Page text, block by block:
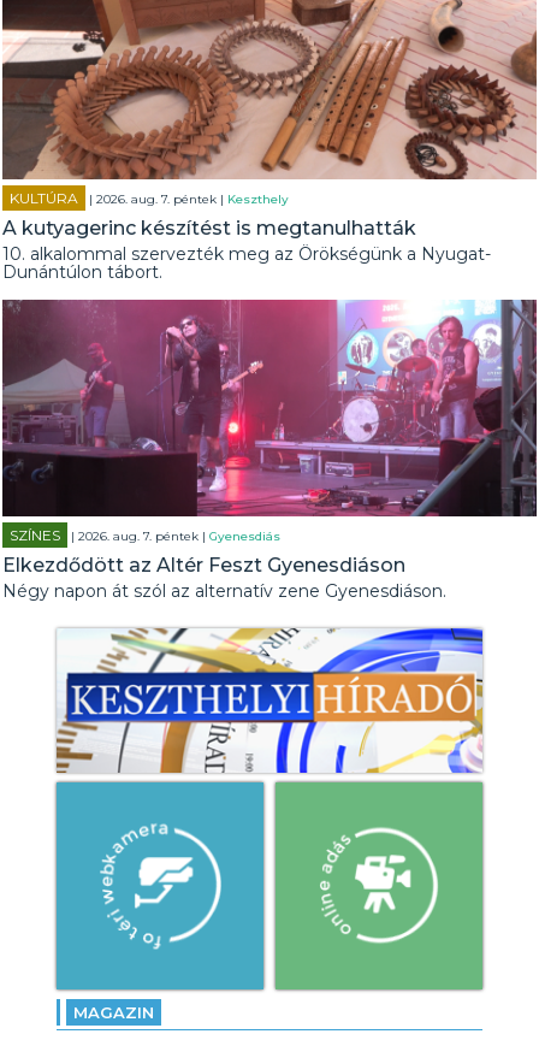
KULTÚRA | 2026. aug. 7. péntek | Keszthely
A kutyagerinc készítést is megtanulhatták
10. alkalommal szervezték meg az Örökségünk a Nyugat-
Dunántúlon tábort.
SZÍNES | 2026. aug. 7. péntek |Gyenesdiás
Elkezdődött az Altér Feszt Gyenesdiáson
Négy napon át szól az alternatív zene Gyenesdiáson.
MAGAZIN